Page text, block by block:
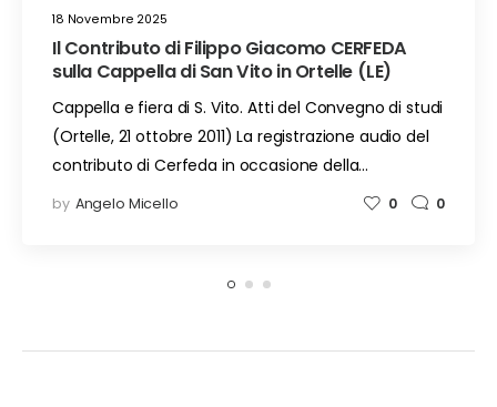
18 Novembre 2025
Il Contributo di Filippo Giacomo CERFEDA
sulla Cappella di San Vito in Ortelle (LE)
Cappella e fiera di S. Vito. Atti del Convegno di studi
(Ortelle, 21 ottobre 2011) La registrazione audio del
contributo di Cerfeda in occasione della…
by Angelo Micello 0 0